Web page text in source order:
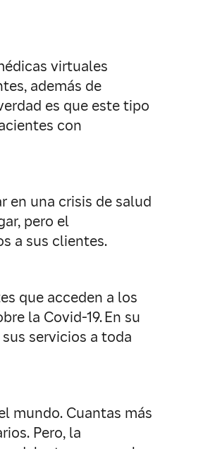
virtuales
además de
es que este tipo
con
en una crisis de salud
pero el
a sus clientes.
que acceden a los
la Covid-19. En su
servicios a toda
mundo. Cuantas más
Pero, la